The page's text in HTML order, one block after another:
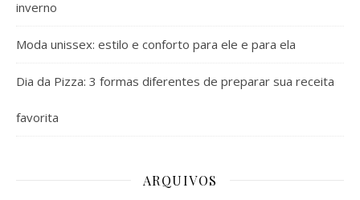
inverno
Moda unissex: estilo e conforto para ele e para ela
Dia da Pizza: 3 formas diferentes de preparar sua receita
favorita
ARQUIVOS